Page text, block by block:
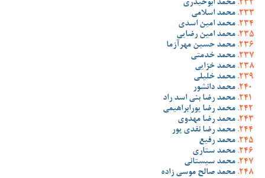
محمد ابوحیدری
محمد اسلامی
محمد امین اسدی
محمد امین رضایی
محمد حسین مهرآزما
محمد خدمتی
محمد خزایی
محمد خلیلی
محمد دانشور
محمد رضا بنی اسد راد
محمد رضا پورابراهیمی
محمد رضا مهدوی
محمد رضا نقدی پور
محمد رفیع
محمد ستاری
محمد سیستانی
محمد صالح موسی زاده